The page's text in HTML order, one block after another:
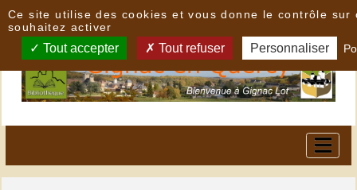
Ce site utilise des cookies et vous donne le contrôle sur
souhaitez activer
Tout accepter Tout refuser Personnaliser